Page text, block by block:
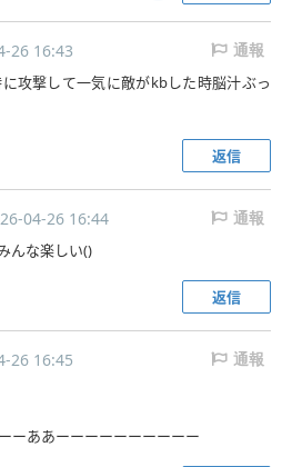
26 16:43 通報
攻撃して一気に敵がkbした時脳汁ぶっ
返信
04-26 16:44 通報
んな楽しい()
返信
26 16:45 通報
ーああーーーーーーーーーー